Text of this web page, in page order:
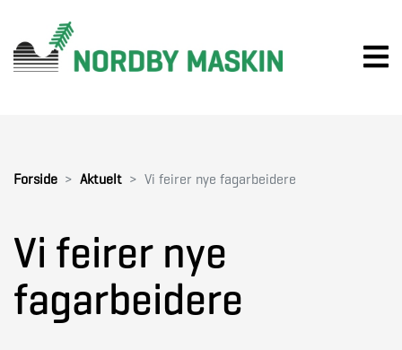
Forside Aktuelt Vi feirer nye fagarbeidere
Vi feirer nye
fagarbeidere